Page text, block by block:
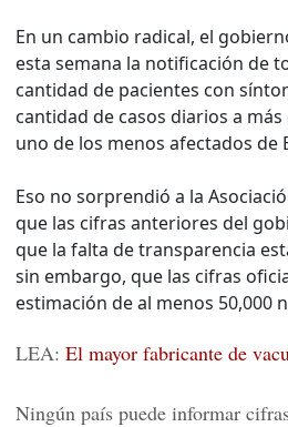
En un cambio radical, el
esta semana la notificación de
cantidad de pacientes con
cantidad de casos diarios a
uno de los menos afectados de
Eso no sorprendió a la
que las cifras anteriores del
que la falta de transparencia
sin embargo, que las cifras
estimación de al menos 50,000
LEA: El mayor fabricante de
Ningún país puede informar